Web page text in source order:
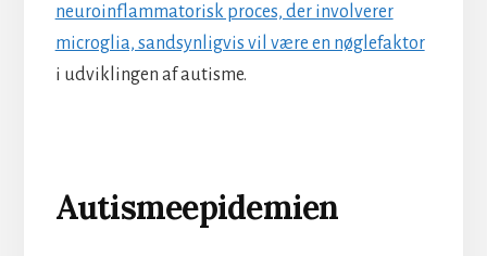
neuroinflammatorisk proces, der involverer
microglia, sandsynligvis vil være en nøglefaktor
i udviklingen af ​​autisme.
Autismeepidemien